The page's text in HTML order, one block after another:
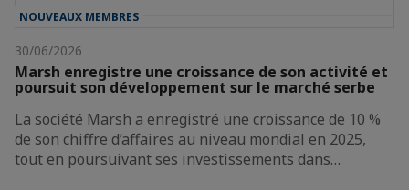
NOUVEAUX MEMBRES
30/06/2026
Marsh enregistre une croissance de son activité et
poursuit son développement sur le marché serbe
La société Marsh a enregistré une croissance de 10 %
de son chiffre d’affaires au niveau mondial en 2025,
tout en poursuivant ses investissements dans…